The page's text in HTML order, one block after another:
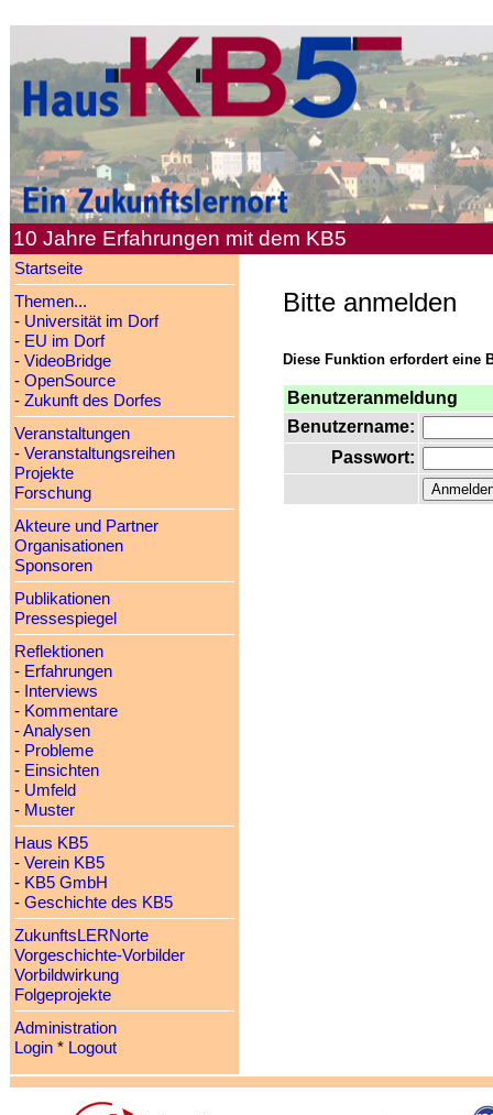
10 Jahre Erfahrungen mit dem KB5
Startseite
Themen...
- Universität im Dorf
- EU im Dorf
- VideoBridge
- OpenSource
- Zukunft des Dorfes
Veranstaltungen
- Veranstaltungsreihen
Projekte
Forschung
Akteure und Partner
Organisationen
Sponsoren
Publikationen
Pressespiegel
Reflektionen
- Erfahrungen
- Interviews
- Kommentare
-Analysen
- Probleme
- Einsichten
- Umfeld
- Muster
Haus KB5
- Verein KB5
- KB5 GmbH
- Geschichte des KB5
ZukunftsLERNorte
Vorgeschichte-Vorbilder
Vorbildwirkung
Folgeprojekte
Administration
Login* Logout
Bitte anmelden
Diese Funktion erfordert eine
Benutzeranmeldung
Benutzername:
Passwort: